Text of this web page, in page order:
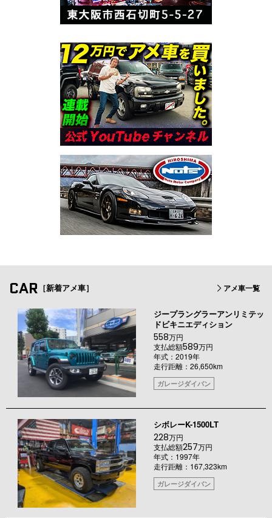
CAR ［新着アメ車］ アメ車一覧
ジープラングラーアンリミテッ
ドビキニエディション
558万円
支払総額589万円
年式：2019年
走行距離：26,650km
ガレージダイバン
シボレーK-1500LT
228万円
支払総額257万円
年式：1997年
走行距離：167,323km
ガレージダイバン